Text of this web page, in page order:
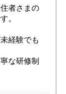
者さまの
。
経験でも
な研修制